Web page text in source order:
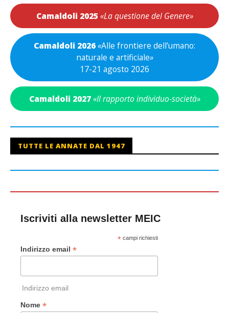
Camaldoli 2025 «La questione del Genere»
Camaldoli 2026«Alle frontiere dell’umano:
naturale e artificiale»
17-21 agosto 2026
Camaldoli 2027 «Il rapporto individuo-società»
TUTTE LE ANNATE DAL 1947
Iscriviti alla newsletter MEIC
*campi richiesti
Indirizzo email *
Indirizzo email
Nome *